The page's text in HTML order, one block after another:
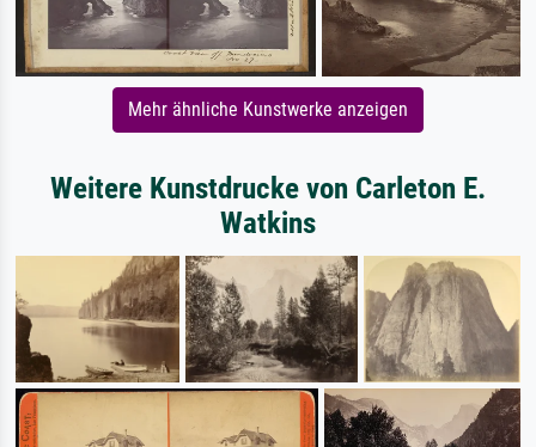
Mehr ähnliche Kunstwerke anzeigen
Weitere Kunstdrucke von Carleton E.
Watkins